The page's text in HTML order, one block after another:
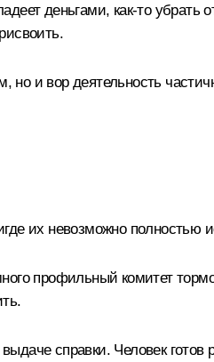
деньгами, как‑то
но и вор деятельность
их невозможно полностью
профильный комитет
справки. Человек